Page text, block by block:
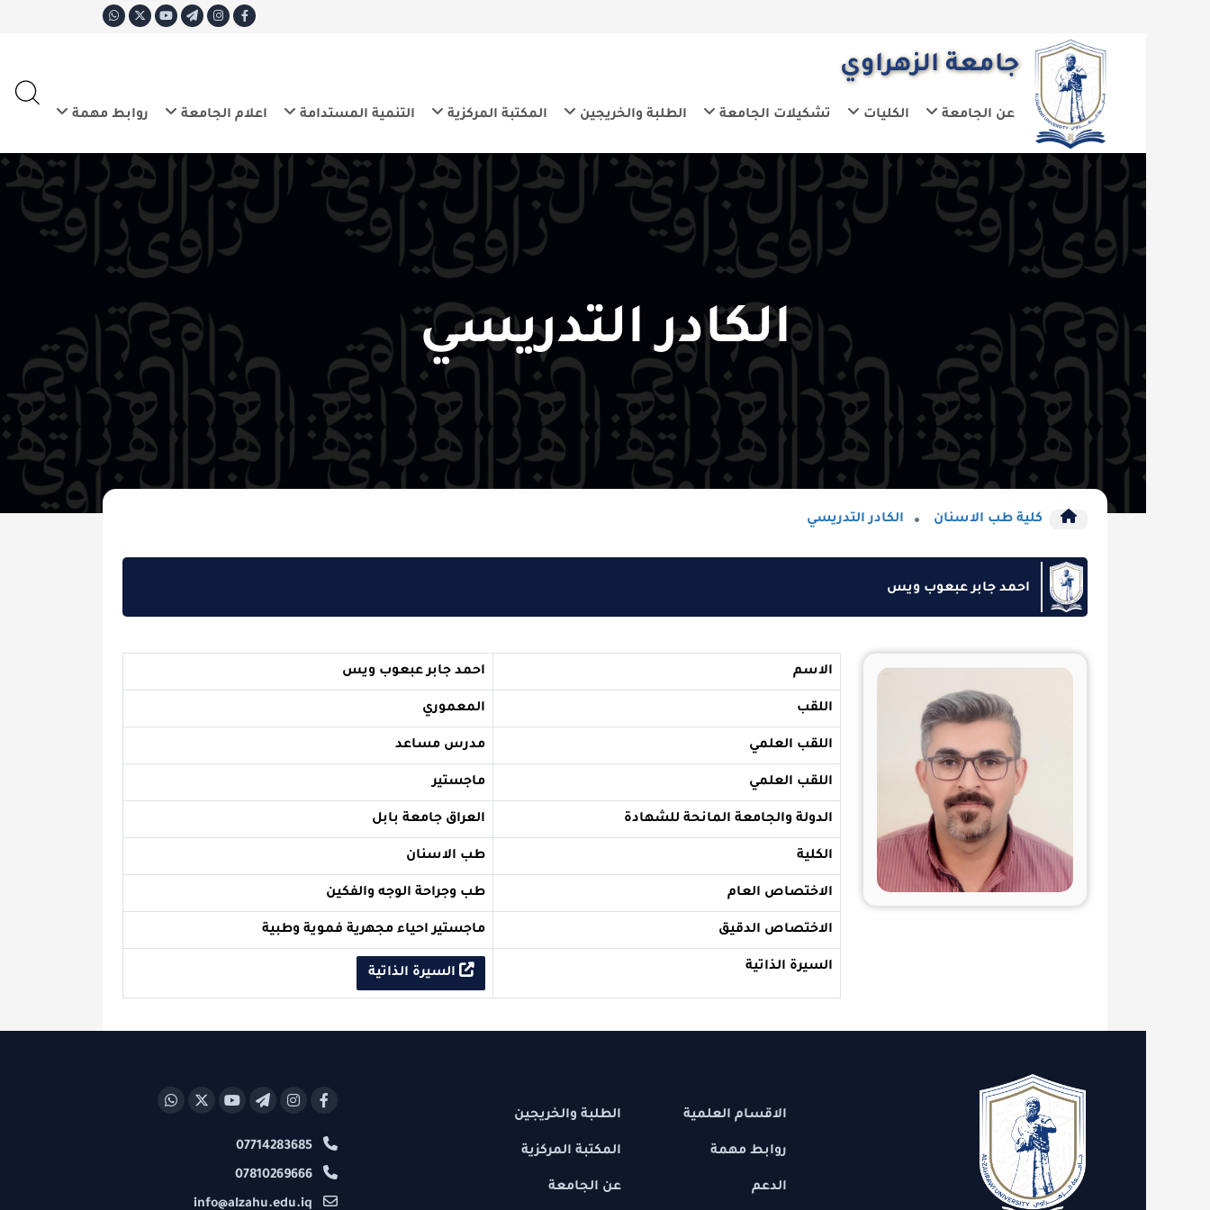
جامعة الزهراوي
عن الجامعة الكليات تشكيلات الجامعة الطلبة والخريجين المكتبة المركزية التنمية المستدامة اعلام الجامعة روابط مهمة
E
الكادر التدريسي
كلية طب الاسنان الكادر التدريسي
احمد جابر عبعوب ويس
الاسم احمد جابر عبعوب ويس
اللقب العلمي مدرس مساعد
اللقب العلمي
الدولة والجامعة المانحة للشهادة العراق جامعة بابل
الكلية طب الاسنان
الاختصاص العام طب وجراحة الوجه والفكين
الاختصاص الدقيق ماجستير احياء مجهرية فموية وطبية
السيرة الذاتية السيرة الذاتية
الاقسام العلمية
روابط مهمة
الطلبة والخريجين
المكتبة المركزية
عن الجامعة
07714283685
07810269666
info@alzahu.edu.iq